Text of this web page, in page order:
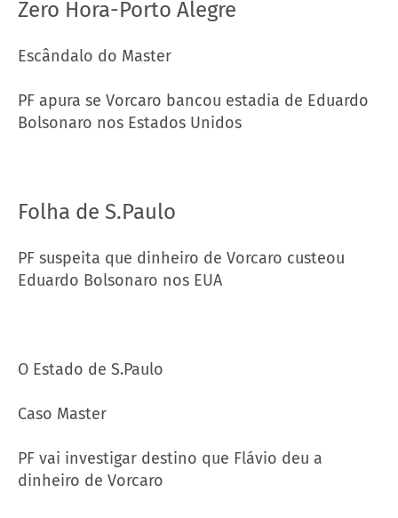
Zero Hora-Porto Alegre
Escândalo do Master
PF apura se Vorcaro bancou estadia de Eduardo
Bolsonaro nos Estados Unidos
Folha de S.Paulo
PF suspeita que dinheiro de Vorcaro custeou
Eduardo Bolsonaro nos EUA
O Estado de S.Paulo
Caso Master
PF vai investigar destino que Flávio deu a
dinheiro de Vorcaro